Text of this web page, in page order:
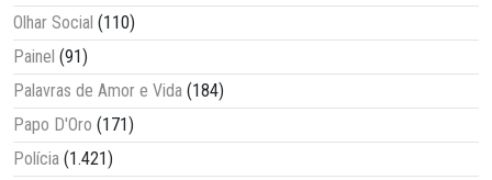
Olhar Social (110)
Painel (91)
Palavras de Amor e Vida (184)
Papo D'Oro (171)
Polícia (1.421)